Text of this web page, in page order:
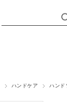
ハンドケア ハンド